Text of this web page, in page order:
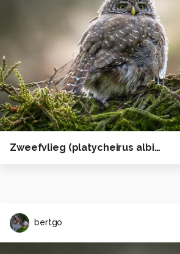
Zweefvlieg (platycheirus albimanus).
bertgo